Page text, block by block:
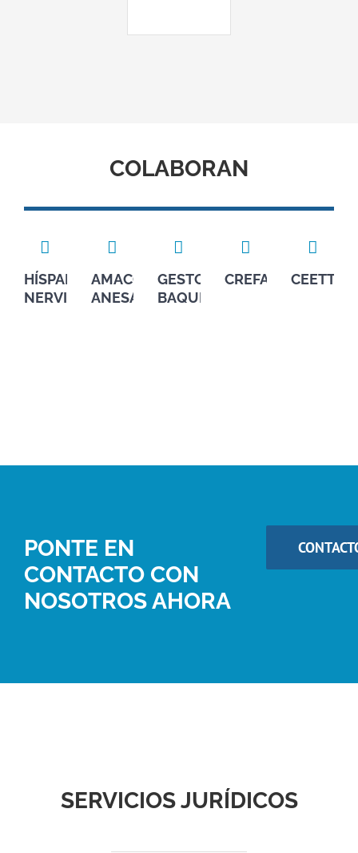
COLABORAN
HÍSPALIS
NERVIÓN
AMACO-
ANESA
GESTORÍA
BAQUERO
CREFAL CEETTAR
PONTE EN
CONTACTO CON
NOSOTROS AHORA
SERVICIOS JURÍDICOS